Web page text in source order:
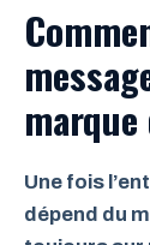
Une fois
dépend du